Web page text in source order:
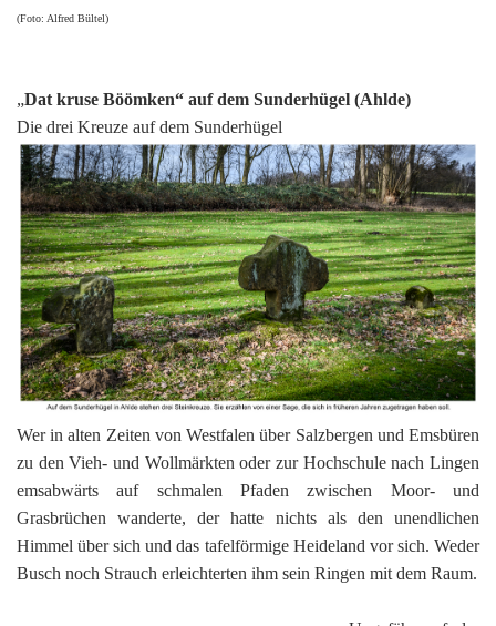
(Foto: Alfred Bültel)
„Dat kruse Böömken“ auf dem Sunderhügel (Ahlde)
Die drei Kreuze auf dem Sunderhügel
Wer in alten Zeiten von Westfalen über Salzbergen und Emsbüren
zu den Vieh- und Wollmärkten oder zur Hochschule nach Lingen
emsabwärts auf schmalen Pfaden zwischen Moor- und
Grasbrüchen wanderte, der hatte nichts als den unendlichen
Himmel über sich und das tafelförmige Heideland vor sich. Weder
Busch noch Strauch erleichterten ihm sein Ringen mit dem Raum.